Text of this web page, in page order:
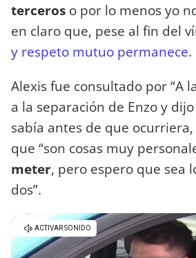
terceros o por lo menos yo
en claro que, pese al fin del
y respeto mutuo permanece.
Alexis fue consultado por “A
a la separación de Enzo y
sabía antes de que
que “son cosas muy
meter, pero espero que sea
dos”.